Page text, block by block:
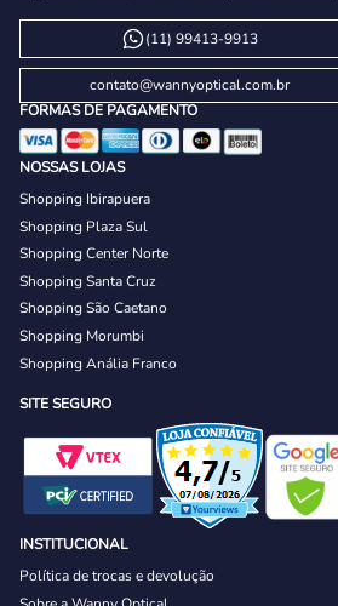
(11) 99413-9913
contato@wannyoptical.com.br
FORMAS DE PAGAMENTO
NOSSAS LOJAS
Shopping Ibirapuera
Shopping Plaza Sul
Shopping Center Norte
Shopping Santa Cruz
Shopping São Caetano
Shopping Morumbi
Shopping Anália Franco
SITE SEGURO
INSTITUCIONAL
Política de trocas e devolução